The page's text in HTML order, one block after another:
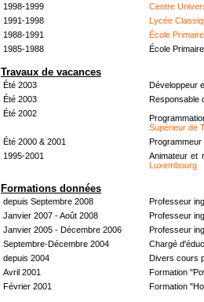
1998-1999
Centre
1991-1998
Lycée
1988-1991
École
1985-1988
École
Travaux de vacances
Été 2003
Développeur
Été 2003
Responsable
Été 2002
Supérieur de
Été 2000 & 2001
Programmeur
1995-2001
Animateur et
Luxembourg
Formations données
depuis Septembre 2008
Professeur
Janvier 2007 - Août 2008
Professeur
Janvier 2005 - Décembre 2006
Professeur
Septembre-Décembre 2004
Chargé
depuis 2004
Divers cours
Avril 2001
Formation
Février 2001
Formation